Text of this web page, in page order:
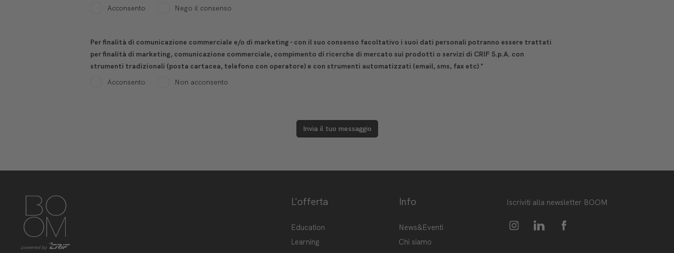
Acconsento
Nego il consenso
Per finalità di comunicazione commerciale e/o di marketing - con il suo consenso facoltativo i suoi dati personali potranno essere trattati
per finalità di marketing, comunicazione commerciale, compimento di ricerche di mercato sui prodotti o servizi di CRIF S.p.A. con
strumenti tradizionali (posta cartacea, telefono con operatore) e con strumenti automatizzati (email, sms, fax etc) *
Acconsento
Non acconsento
Invia il tuo messaggio
L'offerta
Education
Learning
Info
News&Eventi
Chi siamo
Iscriviti alla newsletter BOOM
https://www.instagram.com/boom_knowledgehub/
https://www.linkedin.com/showcase/boom-knowledge-hub/
https://www.facebook.com/BoomKnowledgeHub